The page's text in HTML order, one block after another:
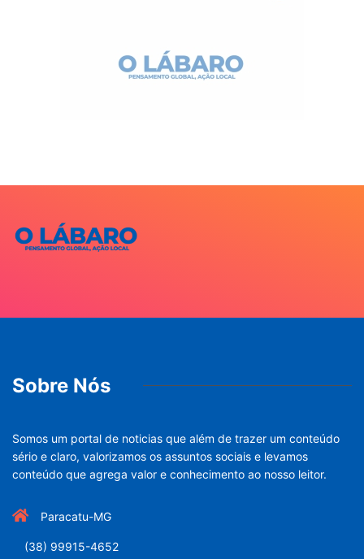
Sobre Nós
Somos um portal de noticias que além de trazer um conteúdo
sério e claro, valorizamos os assuntos sociais e levamos
conteúdo que agrega valor e conhecimento ao nosso leitor.
Paracatu-MG
(38) 99915-4652